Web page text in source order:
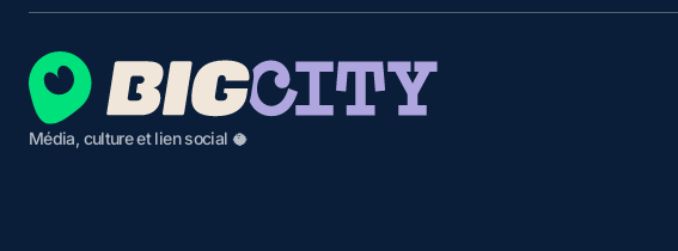
Média, culture et lien social 🥥